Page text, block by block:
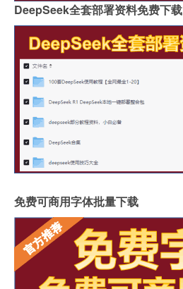
DeepSeek全套部署资料免费下载
免费可商用字体批量下载